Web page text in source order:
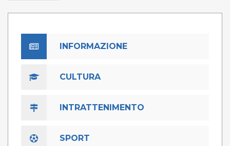
INFORMAZIONE
CULTURA
INTRATTENIMENTO
SPORT